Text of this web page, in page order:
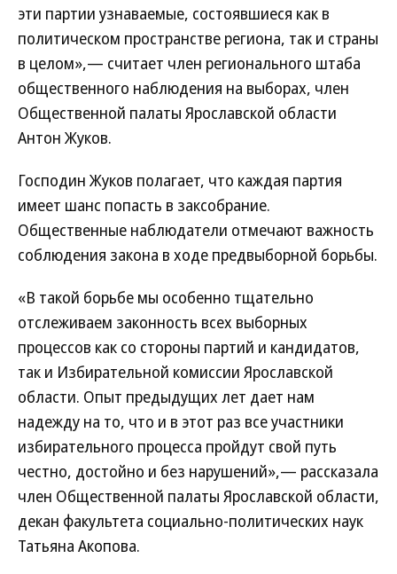
эти партии узнаваемые, состоявшиеся как в
политическом пространстве региона, так и страны
в целом»,— считает член регионального штаба
общественного наблюдения на выборах, член
Общественной палаты Ярославской области
Антон Жуков.
Господин Жуков полагает, что каждая партия
имеет шанс попасть в заксобрание.
Общественные наблюдатели отмечают важность
соблюдения закона в ходе предвыборной борьбы.
«В такой борьбе мы особенно тщательно
отслеживаем законность всех выборных
процессов как со стороны партий и кандидатов,
так и Избирательной комиссии Ярославской
области. Опыт предыдущих лет дает нам
надежду на то, что и в этот раз все участники
избирательного процесса пройдут свой путь
честно, достойно и без нарушений»,— рассказала
член Общественной палаты Ярославской области,
декан факультета социально-политических наук
Татьяна Акопова.